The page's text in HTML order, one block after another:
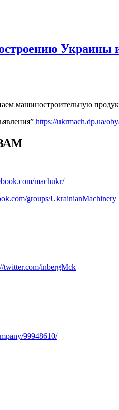
Украины
машиностроительную
https://ukrmach.dp.ua/
machukr/
groups/UkrainianMachinery
twitter.com/inbergMck
99948610/